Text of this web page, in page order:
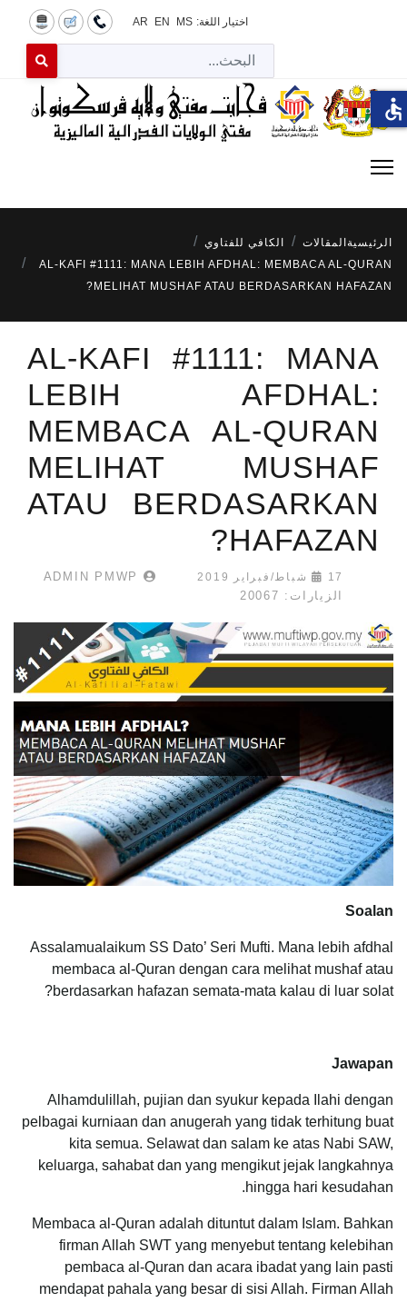
اختيار اللغة: MS
EN
AR
for results.
الرئيسية المقالات
الكافي للفتاوي
AL-KAFI #1111: MANA LEBIH AFDHAL: MEMBACA AL-QURAN
MELIHAT MUSHAF ATAU BERDASARKAN HAFAZAN?
AL-KAFI #1111: MANA
LEBIH AFDHAL:
MEMBACA AL-QURAN
MELIHAT MUSHAF
ATAU BERDASARKAN
HAFAZAN?
17 شباط/فبراير 2019
الزيارات: 20067
Soalan
Assalamualaikum SS Dato’ Seri Mufti. Mana lebih afdhal
membaca al-Quran dengan cara melihat mushaf atau
berdasarkan hafazan semata-mata kalau di luar solat?
Jawapan
Alhamdulillah, pujian dan syukur kepada Ilahi dengan
pelbagai kurniaan dan anugerah yang tidak terhitung buat
kita semua. Selawat dan salam ke atas Nabi SAW,
keluarga, sahabat dan yang mengikut jejak langkahnya
hingga hari kesudahan.
Membaca al-Quran adalah dituntut dalam Islam. Bahkan
firman Allah SWT yang menyebut tentang kelebihan
pembaca al-Quran dan acara ibadat yang lain pasti
mendapat pahala yang besar di sisi Allah. Firman Allah
accessible